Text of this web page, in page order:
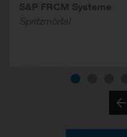
S&P FRCM Systeme
Spritzmörtel